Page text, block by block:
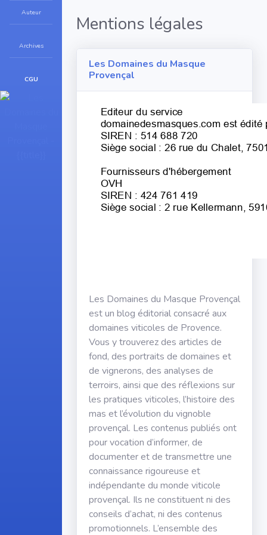
Auteur
Archives
CGU
Mentions légales
Les Domaines du Masque
Provençal
Les Domaines du Masque Provençal
est un blog éditorial consacré aux
domaines viticoles de Provence.
Vous y trouverez des articles de
fond, des portraits de domaines et
de vignerons, des analyses de
terroirs, ainsi que des réflexions sur
les pratiques viticoles, l’histoire des
mas et l’évolution du vignoble
provençal. Les contenus publiés ont
pour vocation d’informer, de
documenter et de transmettre une
connaissance rigoureuse et
indépendante du monde viticole
provençal. Ils ne constituent ni des
conseils d’achat, ni des contenus
promotionnels. L’ensemble des